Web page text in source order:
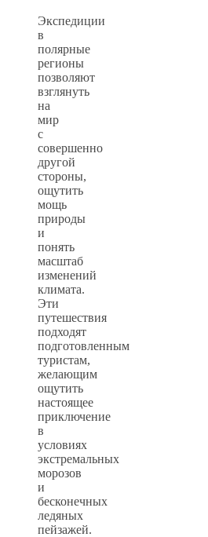
Экспедиции
в
полярные
регионы
позволяют
взглянуть
на
мир
с
совершенно
другой
стороны,
ощутить
мощь
природы
и
понять
масштаб
изменений
климата.
Эти
путешествия
подходят
подготовленным
туристам,
желающим
ощутить
настоящее
приключение
в
условиях
экстремальных
морозов
и
бесконечных
ледяных
пейзажей.